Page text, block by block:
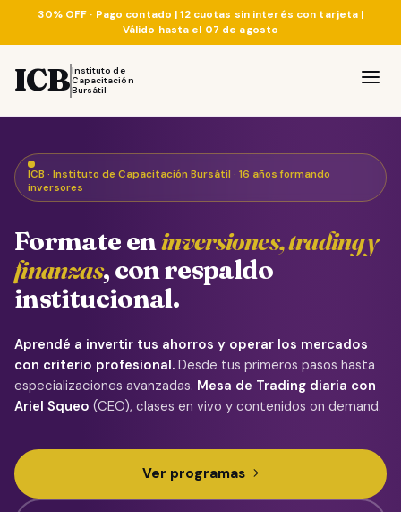
30% OFF · Pago contado | 12 cuotas sin interés con tarjeta |
Válido hasta el 07 de agosto
ICBInstituto de
Capacitación
Bursátil
ICB · Instituto de Capacitación Bursátil · 16 años formando
inversores
Formate eninversiones, trading y
finanzas, con respaldo
institucional.
Aprendé a invertir tus ahorros y operar los mercados
con criterio profesional. Desde tus primeros pasos hasta
especializaciones avanzadas. Mesa de Trading diaria con
Ariel Squeo (CEO), clases en vivo y contenidos on demand.
Ver programas